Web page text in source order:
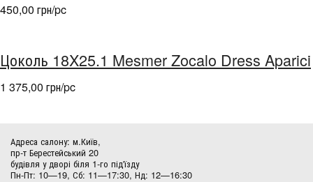
450,00 грн/pc
Цоколь 18X25.1 Mesmer Zocalo Dress Aparici
1 375,00 грн/pc
Адреса салону: м.Київ,
пр-т Берестейський 20
будівля у дворі біля 1-го під'їзду
Пн-Пт: 10—19, Сб: 11—17:30, Нд: 12—16:30